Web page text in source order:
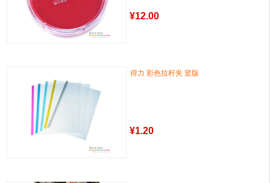
¥12.00
得力 彩色拉杆夹 竖版
¥1.20